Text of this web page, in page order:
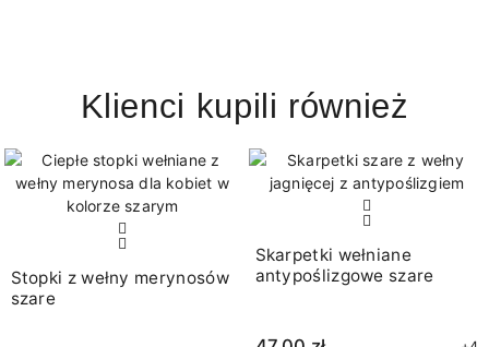
Klienci kupili również
Stopki z wełny merynosów
szare
Skarpetki wełniane
antypoślizgowe szare